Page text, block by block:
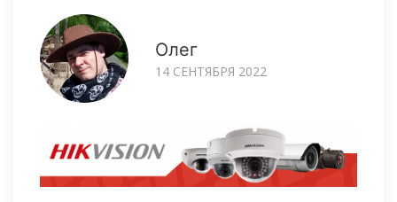
Олег
14 СЕНТЯБРЯ 2022